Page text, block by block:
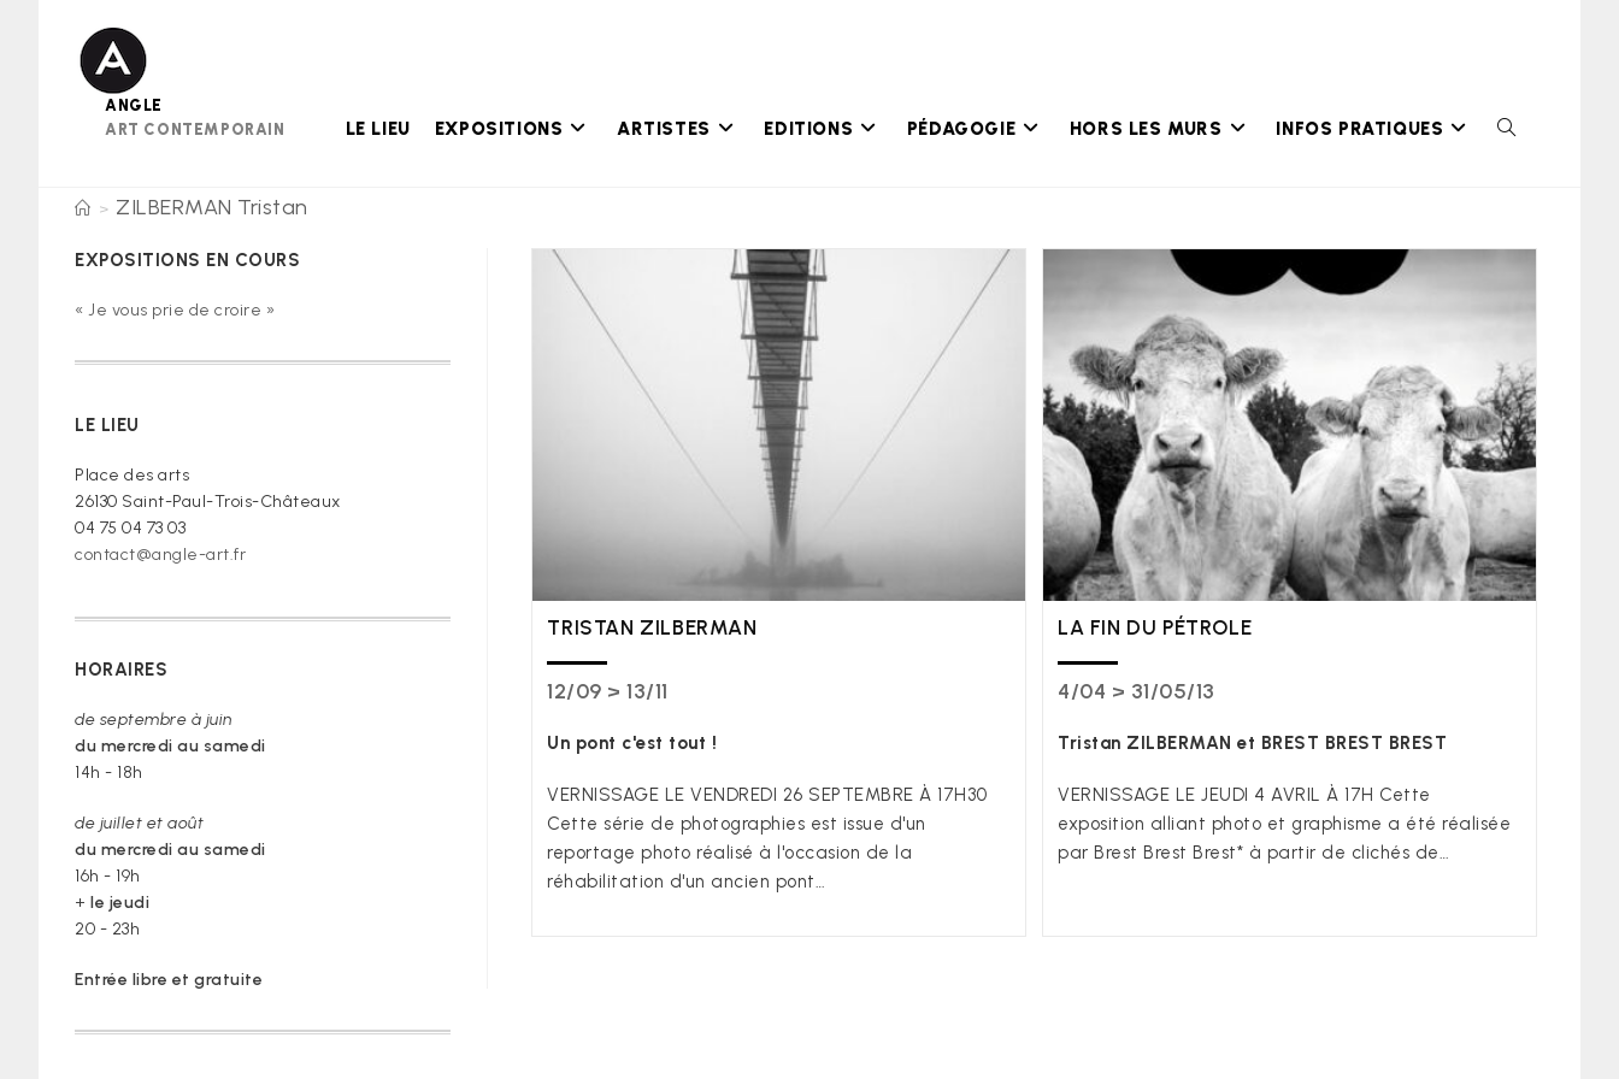
ANGLE
ART CONTEMPORAIN
LE LIEU EXPOSITIONS ARTISTES EDITIONS PÉDAGOGIE HORS LES MURS INFOS PRATIQUES TOGGLE
SEARCH
> ZILBERMAN Tristan
TRISTAN ZILBERMAN
12/09 > 13/11
Un pont c'est tout !
VERNISSAGE LE VENDREDI 26 SEPTEMBRE À 17H30
Cette série de photographies est issue d'un
reportage photo réalisé à l'occasion de la
réhabilitation d'un ancien pont…
LA FIN DU PÉTROLE
4/04 > 31/05/13
Tristan ZILBERMAN et BREST BREST BREST
VERNISSAGE LE JEUDI 4 AVRIL À 17H Cette
exposition alliant photo et graphisme a été réalisée
par Brest Brest Brest* à partir de clichés de…
EXPOSITIONS EN COURS
« Je vous prie de croire »
LE LIEU
Place des arts
26130 Saint-Paul-Trois-Châteaux
04 75 04 73 03
contact@angle-art.fr
HORAIRES
de septembre à juin
du mercredi au samedi
14h - 18h
de juillet et août
du mercredi au samedi
16h - 19h
+ le jeudi
20 - 23h
Entrée libre et gratuite